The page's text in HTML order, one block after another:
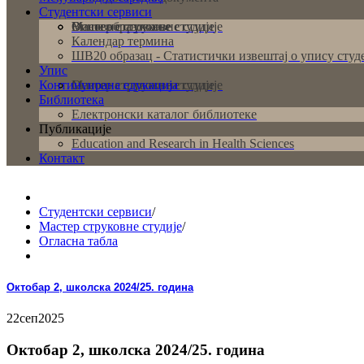
Студентски сервиси
Основне струковне студије
Мастер струковне студије
Више образовање
Календар термина
ШВ20 образац - Статистички извештај о упису
Упис
Основне струковне студије
Мастер струковне студије
Континуирана едукација
Библиотека
Електронски каталог библиотеке
Публикације
Education and Research in Health Sciences
Контакт
Студентски сервиси/
Мастер струковне студије/
Огласна табла
Октобар 2, школска 2024/25. година
22сеп2025
Октобар 2, школска 2024/25. година